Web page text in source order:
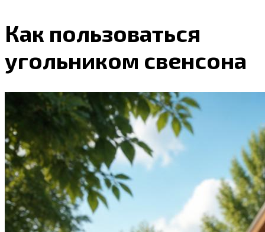
Как пользоваться
угольником свенсона